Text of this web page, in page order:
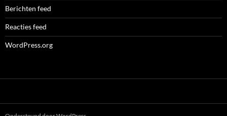
Berichten feed
Reacties feed
WordPress.org